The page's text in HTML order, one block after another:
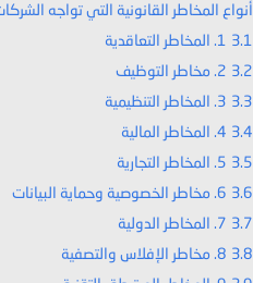
أنواع المخاطر القانونية التي تواجه
3.1 1. المخاطر التعاقدية
3.2 2. مخاطر التوظيف
3.3 3. المخاطر التنظيمية
3.4 4. المخاطر المالية
3.5 5. المخاطر التجارية
3.6 6. مخاطر الخصوصية وحماية البيانات
3.7 7. المخاطر الدولية
3.8 8. مخاطر الإفلاس والتصفية